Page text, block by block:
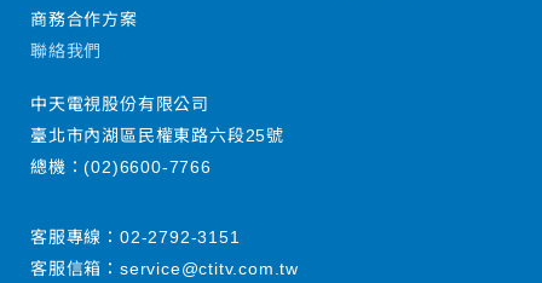
商務合作方案
聯絡我們
中天電視股份有限公司
臺北市內湖區民權東路六段25號
總機：(02)6600-7766
客服專線： 02-2792-3151
客服信箱： service@ctitv.com.tw